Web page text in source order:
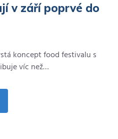
v září poprvé do
koncept food festivalu s
víc než…